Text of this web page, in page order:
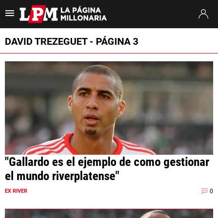
Es tendencia: Thiago Almada River River vs. Tigre
ULTIMAS NOTICIAS
TORNEO CLAUSURA
SUDAMERICANA
MERCADO DE PASES
FIXTURE
DAVID TREZEGUET - PÁGINA 3
"Gallardo es el ejemplo de como gestionar
el mundo riverplatense"
EX RIVER 0